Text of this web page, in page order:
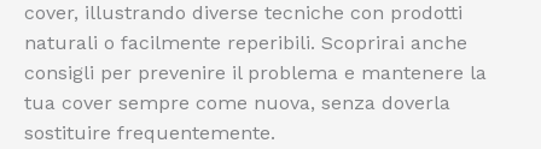
cover, illustrando diverse tecniche con prodotti
naturali o facilmente reperibili. Scoprirai anche
consigli per prevenire il problema e mantenere la
tua cover sempre come nuova, senza doverla
sostituire frequentemente.